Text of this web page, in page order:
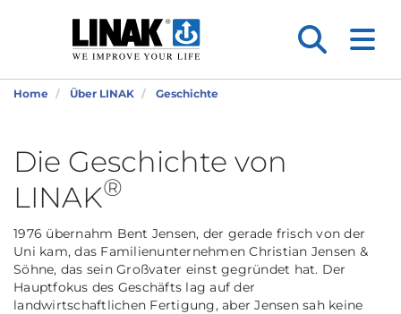
Home Über LINAK Geschichte
Die Geschichte von
LINAK®
1976 übernahm Bent Jensen, der gerade frisch von der
Uni kam, das Familienunternehmen Christian Jensen &
Söhne, das sein Großvater einst gegründet hat. Der
Hauptfokus des Geschäfts lag auf der
landwirtschaftlichen Fertigung, aber Jensen sah keine